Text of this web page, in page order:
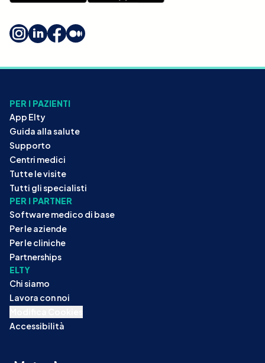
PER I PAZIENTI
App Elty
Guida alla salute
Supporto
Centri medici
Tutte le visite
Tutti gli specialisti
PER I PARTNER
Software medico di base
Per le aziende
Per le cliniche
Partnerships
ELTY
Chi siamo
Lavora con noi
Accessibilità